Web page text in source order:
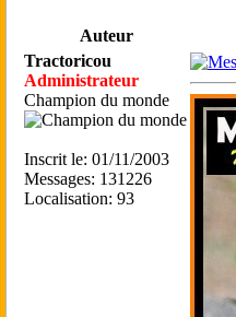
Auteur
Tractoricou
Administrateur
Champion du monde
Inscrit le: 01/11/2003
Messages: 131226
Localisation: 93